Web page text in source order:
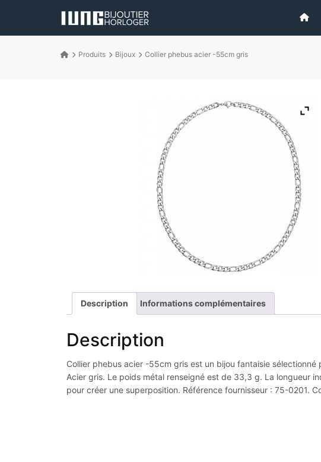
Produits Bijoux Collier phebus acier -55cm gris
Description Informations complémentaires
Description
Collier phebus acier -55cm gris est un bijou fantaisie
Acier gris. Le poids métal renseigné est de 33,3 g. La longueur
pour créer une superposition. Référence fournisseur : 75-0201.